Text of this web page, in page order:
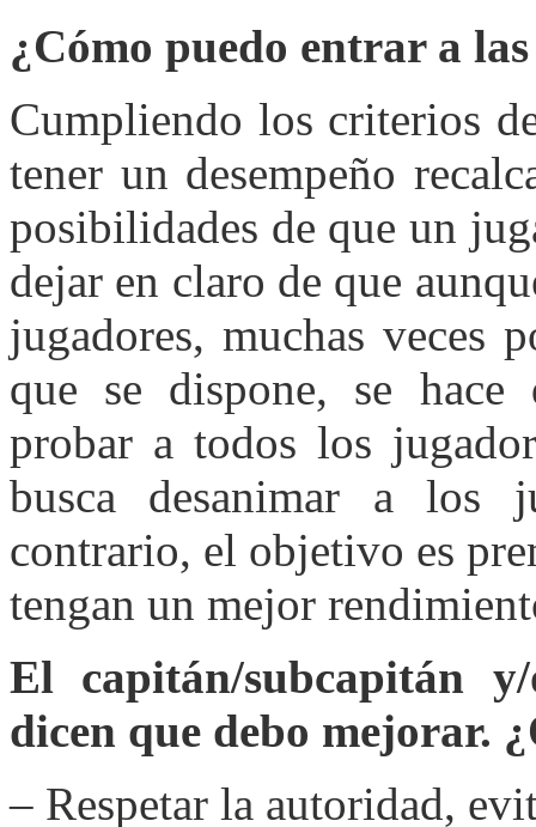
¿Cómo puedo entrar a
Cumpliendo los criterios
tener un desempeño
posibilidades de que un
dejar en claro de que
jugadores, muchas veces
que se dispone, se
probar a todos los
busca desanimar a los
contrario, el objetivo es
tengan un mejor
El capitán/subcapitán
dicen que debo mejorar.
– Respetar la autoridad,